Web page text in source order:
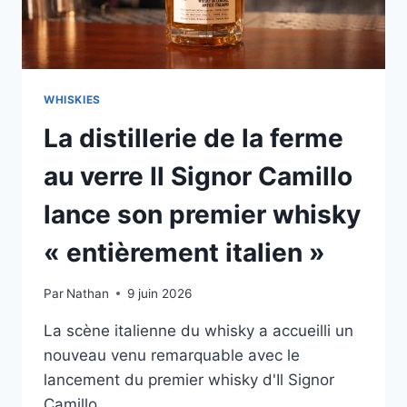
WHISKIES
La distillerie de la ferme
au verre Il Signor Camillo
lance son premier whisky
« entièrement italien »
Par Nathan 9 juin 2026
La scène italienne du whisky a accueilli un
nouveau venu remarquable avec le
lancement du premier whisky d'Il Signor